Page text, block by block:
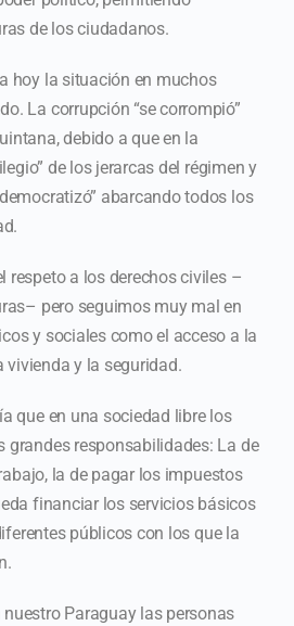
de los ciudadanos.
hoy la situación en muchos
La corrupción “se corrompió”
debido a que en la
de los jerarcas del régimen y
abarcando todos los
respeto a los derechos civiles –
pero seguimos muy mal en
y sociales como el acceso a la
vivienda y la seguridad.
que en una sociedad libre los
grandes responsabilidades: La de
la de pagar los impuestos
financiar los servicios básicos
públicos con los que la
nuestro Paraguay las personas